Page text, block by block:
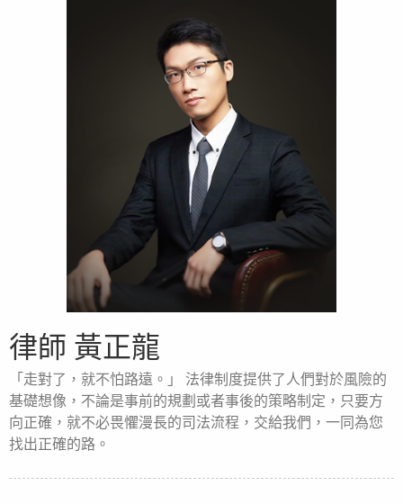
律師 黃正龍
「走對了，就不怕路遠。」 法律制度提供了人們對於風險的
基礎想像，不論是事前的規劃或者事後的策略制定，只要方
向正確，就不必畏懼漫長的司法流程，交給我們，一同為您
找出正確的路。